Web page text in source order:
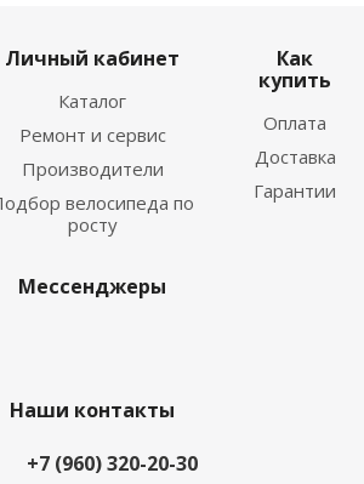
Личный кабинет
Каталог
Ремонт и сервис
Производители
велосипеда по
росту
Как
купить
Оплата
Доставка
Гарантии
Мессенджеры
Наши контакты
+7 (960) 320-20-30